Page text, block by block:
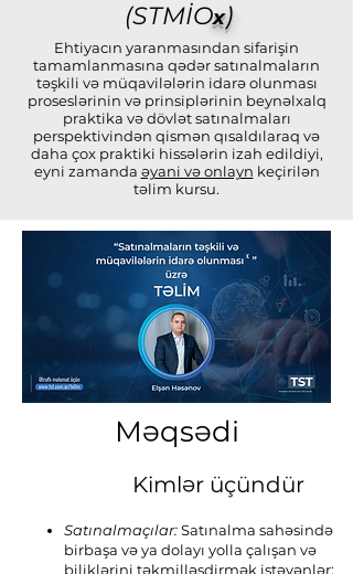
(STMİOx)
Ehtiyacın yaranmasından sifarişin
tamamlanmasına qədər satınalmaların
təşkili və müqavilələrin idarə olunması
proseslərinin və prinsiplərinin beynəlxalq
praktika və dövlət satınalmaları
perspektivindən qismən qısaldılaraq və
daha çox praktiki hissələrin izah edildiyi,
eyni zamanda əyani və onlayn keçirilən
təlim kursu.
Məqsədi
Kimlər üçündür
Satınalmaçılar:Satınalma sahəsində
birbaşa və ya dolayı yolla çalışan və
biliklərini təkmilləşdirmək istəyənlər;